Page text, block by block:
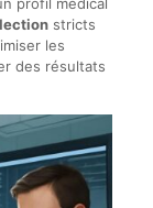
stricts
les
des résultats